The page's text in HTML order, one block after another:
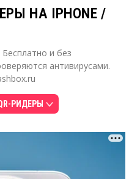
НА IPHONE /
и без
антивирусами.
РИДЕРЫ